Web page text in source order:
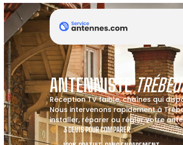
ANTENNISTE
Réception TV faible, chaînes qui
Nous intervenons rapidement à
installer, réparer ou régler votre
3 DEVIS POUR COMPARER